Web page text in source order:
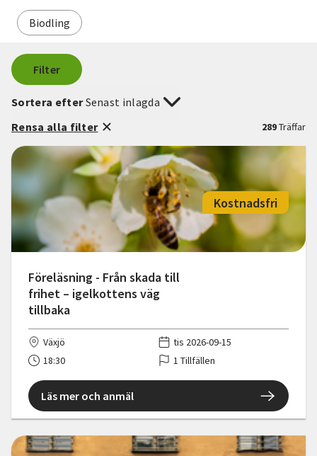
Biodling
Filter
289Träffar
Sortera efterSenast inlagda
Rensa alla filter
Föreläsning - Från skada till
frihet – igelkottens väg
tillbaka
Kostnadsfri
Växjö
tis 2026-09-15
18:30
1 Tillfällen
Läs mer och anmäl